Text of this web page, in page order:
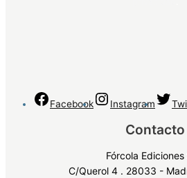
Facebook Instagram
Contacto
Fórcola Ediciones
C/Querol 4 . 28033 -